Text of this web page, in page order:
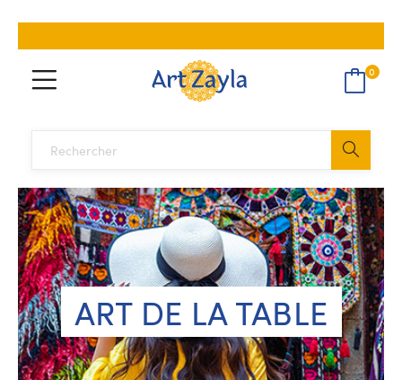
0
ART DE LA TABLE